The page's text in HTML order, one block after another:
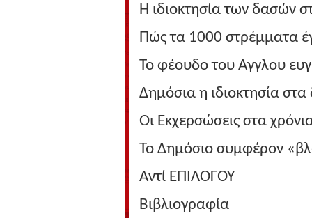
Η ιδιοκτησία των δασών
Πώς τα 1000 στρέμματα
Το φέουδο του Αγγλου
Δημόσια η ιδιοκτησία στα
Οι Εκχερσώσεις στα
Το Δημόσιο συμφέρον
Αντί ΕΠΙΛΟΓΟΥ
Βιβλιογραφία